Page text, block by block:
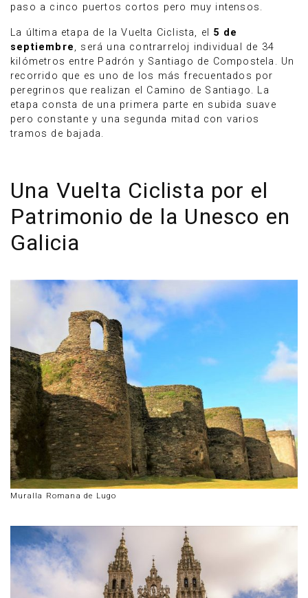
paso a cinco puertos cortos pero muy intensos.
La última etapa de la Vuelta Ciclista, el
5 de
septiembre, será una contrarreloj individual de 34
kilómetros entre Padrón y Santiago de Compostela. Un
recorrido que es uno de los más frecuentados por
peregrinos que realizan el Camino de Santiago. La
etapa consta de una primera parte en subida suave
pero constante y una segunda mitad con varios
tramos de bajada.
Una Vuelta Ciclista por el
Patrimonio de la Unesco en
Galicia
Muralla Romana de Lugo